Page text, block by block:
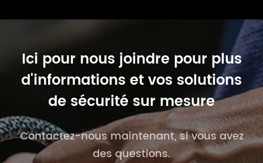
Ici pour nous joindre pour plus
d'informations et vos solutions
de sécurité sur mesure
Contactez-nous maintenant, si vous avez
des questions.